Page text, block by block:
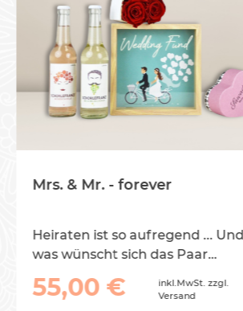
Mrs. & Mr. - forever
Heiraten ist so aufregend ... Und
was wünscht sich das Paar
Hochzeitstisch, oder kann man
55,00 €
inkl.MwSt. zzgl.
Versand